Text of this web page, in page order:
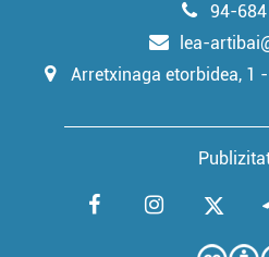
94-
lea-
Arretxinaga etorbidea, 1